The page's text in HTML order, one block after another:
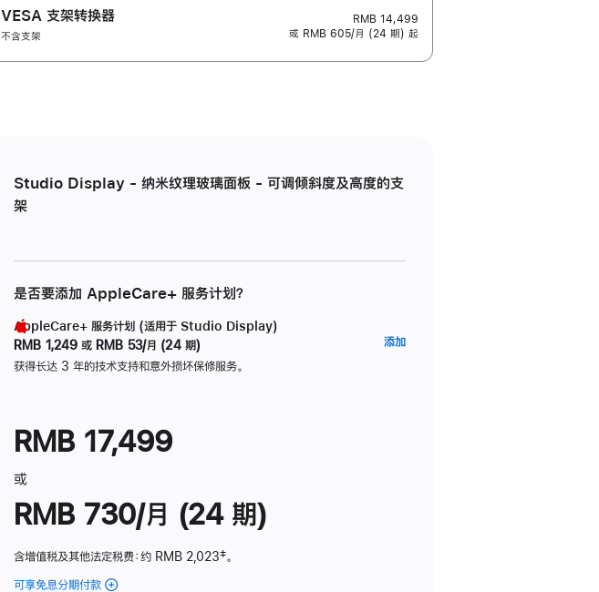
VESA 支架转换器
不含支架
RMB 14,499
或 RMB 605/月 (24 期) 起
Studio Display - 纳米纹理玻璃面板 - 可调倾斜度及高度的支
架
是否要添加 AppleCare+ 服务计划？
AppleCare+ 服务计划 (适用于 Studio Display)
RMB 1,249 或 RMB 53/月 (24 期)
获得长达 3 年的技术支持和意外损坏保修服务。
添加
RMB 17,499
或
RMB 730/月 (24 期)
含增值税及其他法定税费：约 RMB 2,023脚
‡。
可享免息分期付款 (Studio